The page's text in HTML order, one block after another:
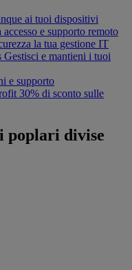
ai tuoi dispositivi
e supporto remoto
la tua gestione IT
Gestisci e mantieni i tuoi
e supporto
30% di sconto sulle
poplari divise